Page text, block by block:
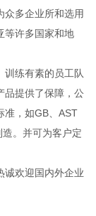
众多企业所和选用
等许多国家和地
练有素的员工队
品提供了保障，公
准，如GB、AST
。并可为客户定
诚欢迎国内外企业